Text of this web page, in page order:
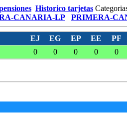
Historico tarjetas
CANARIA-LP PRIMERA-
EJ EG EP EE
PF
0 0 0 0 0